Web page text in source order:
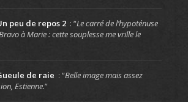
peu de repos 2 : “Le carré de l’hypoténuse
à Marie : cette souplesse me vrille le
de raie : “Belle image mais assez
Estienne.”